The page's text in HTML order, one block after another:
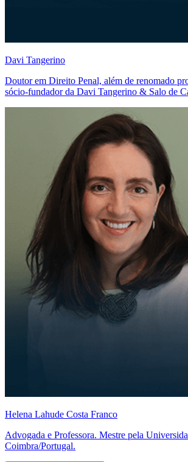
Davi Tangerino
Doutor em Direito Penal, além de renomado
sócio-fundador da Davi Tangerino & Salo de
Helena Lahude Costa Franco
Advogada e Professora. Mestre pela
Coimbra/Portugal.